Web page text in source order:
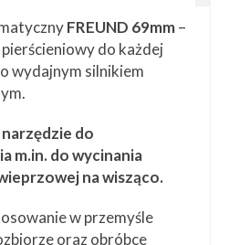
FREUND 69mm–
pierścieniowy do każdej
wydajnym silnikiem
do
m.in. do wycinania
na wisząco.
w przemyśle
oraz obróbce